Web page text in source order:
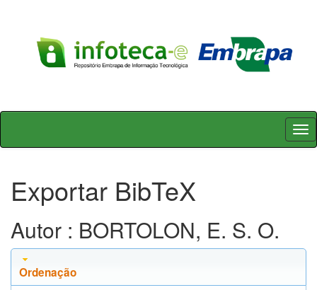
Skip
Exportar BibTeX
Autor : BORTOLON, E. S. O.
Ordenação